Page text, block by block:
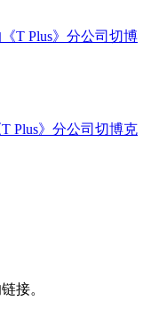
Plus》分公司切博克
接。